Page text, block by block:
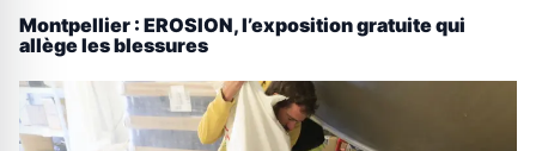
Montpellier : EROSION, l’exposition gratuite qui
allège les blessures